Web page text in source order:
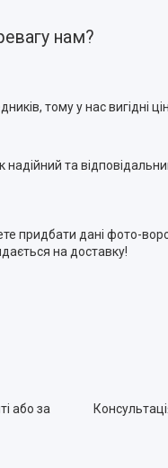
нам?
тому у нас вигідні
та
придбати дані фото-
на доставку!
або за